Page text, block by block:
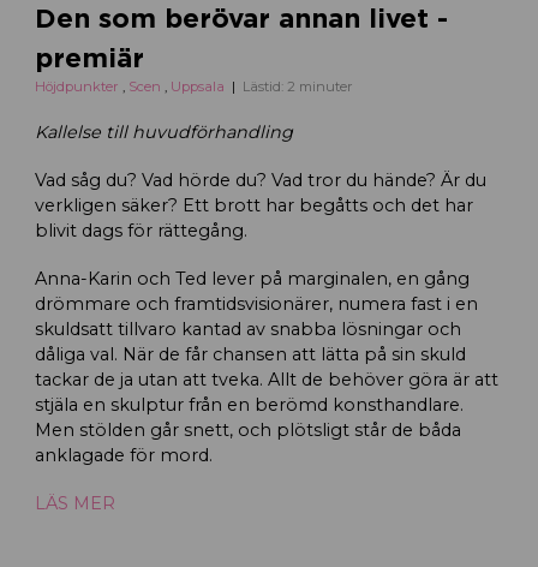
Den som berövar annan livet -
premiär
Höjdpunkter , Scen , Uppsala Lästid: 2 minuter
Kallelse till huvudförhandling
Vad såg du? Vad hörde du? Vad tror du hände? Är du
verkligen säker? Ett brott har begåtts och det har
blivit dags för rättegång.
Anna-Karin och Ted lever på marginalen, en gång
drömmare och framtidsvisionärer, numera fast i en
skuldsatt tillvaro kantad av snabba lösningar och
dåliga val. När de får chansen att lätta på sin skuld
tackar de ja utan att tveka. Allt de behöver göra är att
stjäla en skulptur från en berömd konsthandlare.
Men stölden går snett, och plötsligt står de båda
anklagade för mord.
LÄS MER